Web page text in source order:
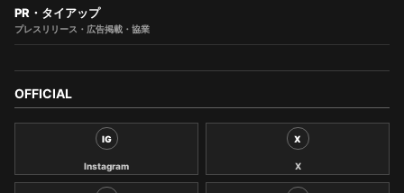
PR・タイアップ
プレスリリース・広告掲載・協業
OFFICIAL
IG
Instagram
X
X